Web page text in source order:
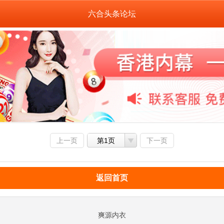
六合头条论坛
上一页 第1页 下一页
返回首页
爽源内衣